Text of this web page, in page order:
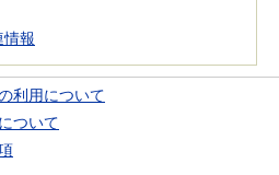
情報
利用について
ついて